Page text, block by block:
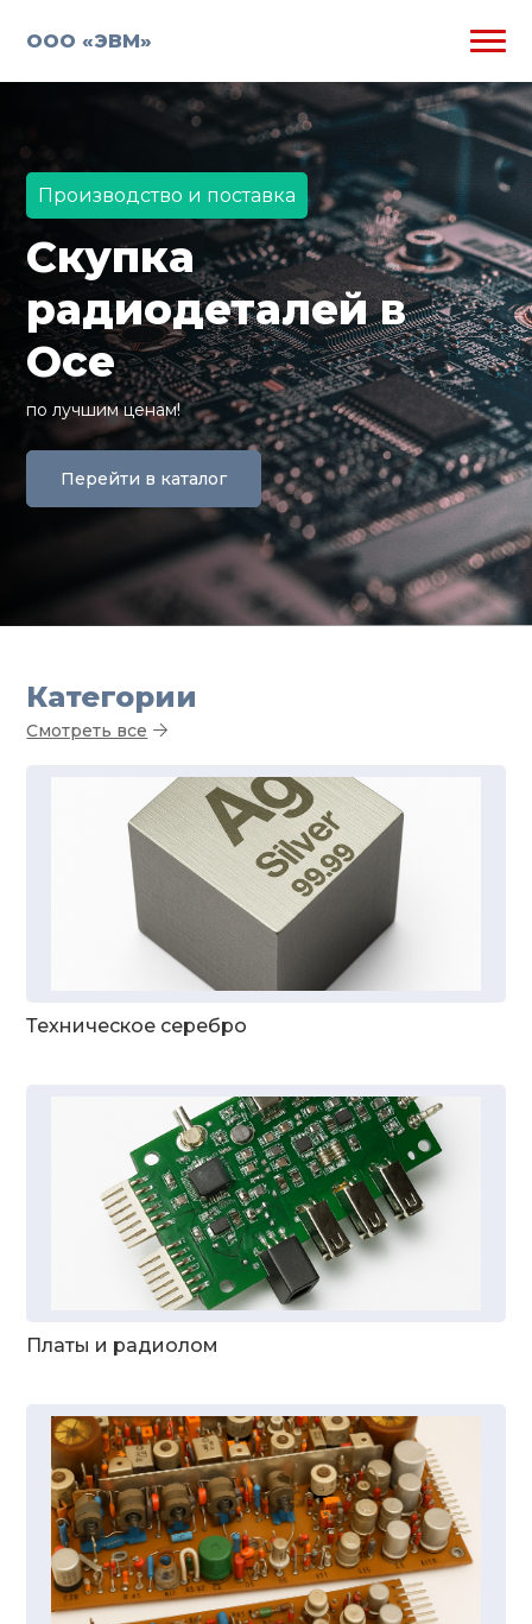
ООО «ЭВМ»
Производство и поставка
Скупка
радиодеталей в
Осе
по лучшим ценам!
Перейти в каталог
Категории
Смотреть все
Техническое серебро
Платы и радиолом